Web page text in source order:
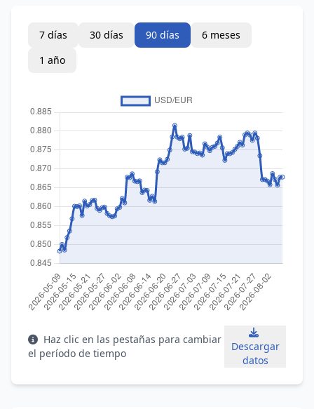
7 días 30 días 90 días
6 meses
1 año
Haz clic en las pestañas para cambiar
el período de tiempo
Descargar
datos